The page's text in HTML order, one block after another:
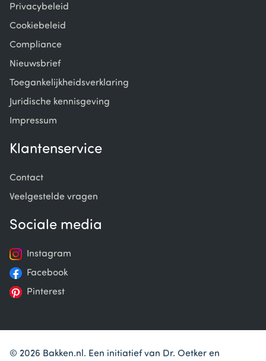
Privacybeleid
Cookiebeleid
Compliance
Nieuwsbrief
Toegankelijkheidsverklaring
Juridische kennisgeving
Impressum
Klantenservice
Contact
Veelgestelde vragen
Sociale media
Instagram
Facebook
Pinterest
© 2026 Bakken.nl. Een initiatief van Dr. Oetker en